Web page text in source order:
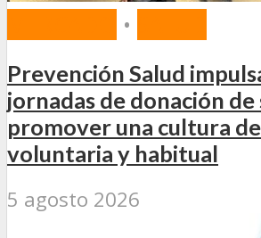
•
Prevención Salud
jornadas de donación de
promover una cultura
voluntaria y habitual
5 agosto 2026